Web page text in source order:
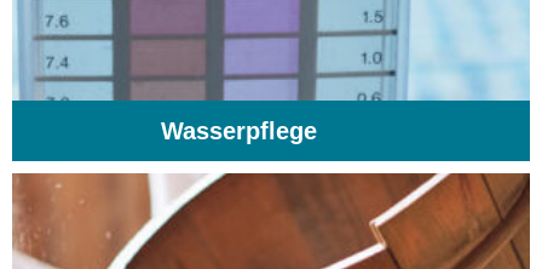
Wasserpflege